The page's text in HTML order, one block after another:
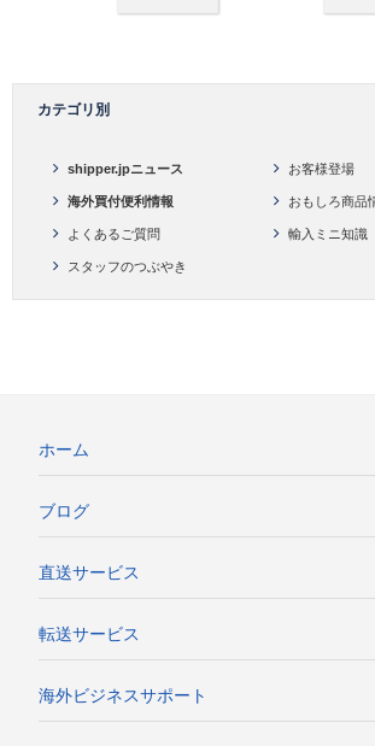
カテゴリ別
shipper.jpニュース お客様登場
海外買付便利情報 おもしろ商品
よくあるご質問 輸入ミニ知識
スタッフのつぶやき
ホーム
ブログ
直送サービス
転送サービス
海外ビジネスサポート